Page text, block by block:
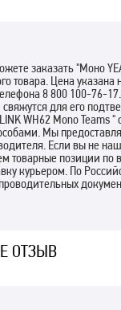
заказать "Моно
товара. Цена
8 800 100-76-
для его
WH62 Mono
Мы
Если вы не
товарные позиции по
курьером. По
ОТЗЫВ